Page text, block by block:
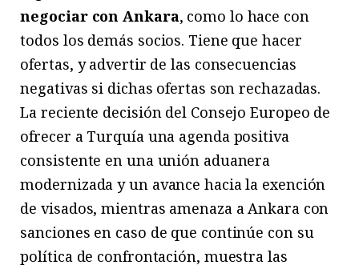
negociar con Ankara, como lo hace con
todos los demás socios. Tiene que hacer
ofertas, y advertir de las consecuencias
negativas si dichas ofertas son rechazadas.
La reciente decisión del Consejo Europeo de
ofrecer a Turquía una agenda positiva
consistente en una unión aduanera
modernizada y un avance hacia la exención
de visados, mientras amenaza a Ankara con
sanciones en caso de que continúe con su
política de confrontación, muestra las